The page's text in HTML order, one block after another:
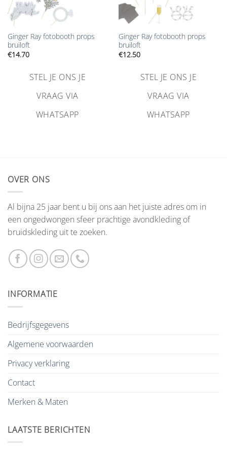
Ginger Ray fotobooth props
bruiloft
€14.70
STEL JE ONS JE
VRAAG VIA
WHATSAPP
Ginger Ray fotobooth props
bruiloft
€12.50
STEL JE ONS JE
VRAAG VIA
WHATSAPP
OVER ONS
Al bijna 25 jaar bent u bij ons aan het juiste adres om in
een ongedwongen sfeer prachtige avondkleding of
bruidskleding uit te zoeken.
INFORMATIE
Bedrijfsgegevens
Algemene voorwaarden
Privacy verklaring
Contact
Merken & Maten
LAATSTE BERICHTEN